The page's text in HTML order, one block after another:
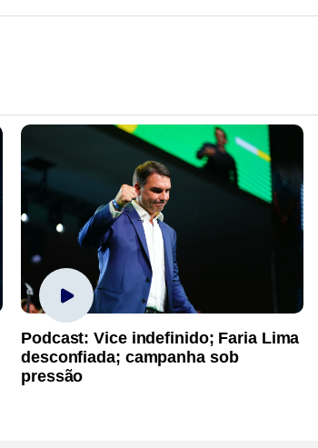
Podcast: Vice indefinido; Faria Lima
desconfiada; campanha sob
pressão